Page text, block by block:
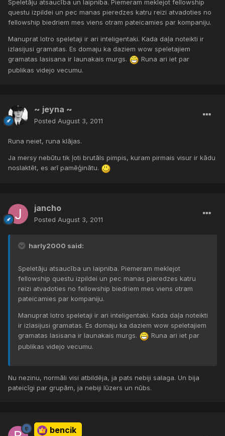
Speletāju atsaucība un laipniba. Piemeram meklejot fellowship
questu izpildei un pec manas pieredzes katru reizi atvadoties no
fellowship biedriem mes viens otram pateicamies par kompaniju.
Manuprat lotro speletaji ir ari inteligentaki. Kada daļa noteikti ir
izlasijusi gramatas. Es domaju ka daziem wow speletajiem
gramatas lasisana ir launakais murgs.
Runa ari iet par
publikas videjo vecumu.
~ jeyna ~
Posted August 3, 2011
Runa neiet, runa klājas.
Ja mersy nebūtu tik ļoti brutāls pimpis, kuram pirmais visur ir kādu
noslaktēt, es arī pamēģinātu.
jancho
Posted August 3, 2011
harly2000 said:
Speletāju atsaucība un laipniba. Piemeram meklejot
fellowship questu izpildei un pec manas pieredzes katru
reizi atvadoties no fellowship biedriem mes viens otram
pateicamies par kompaniju.
Manuprat lotro speletaji ir ari inteligentaki. Kada daļa noteikti
ir izlasijusi gramatas. Es domaju ka daziem wow speletajiem
gramatas lasisana ir launakais murgs.
Runa ari iet par
publikas videjo vecumu.
Nu nezinu, normāli visi atbildēja, ja pats nebiji salaga. Un bija
pateicīgi par grupām, ja nebiji lūzers un nūbs.
bencik